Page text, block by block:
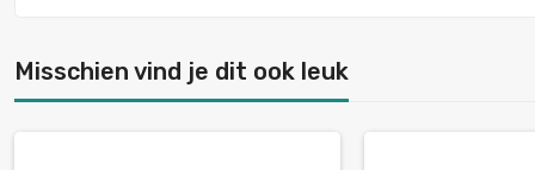
Misschien vind je dit ook leuk